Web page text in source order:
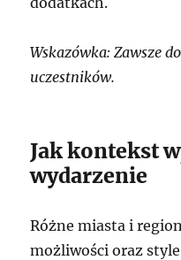
Wskazówka: Zawsze
uczestników.
Jak kontekst
wydarzenie
Różne miasta i
możliwości oraz